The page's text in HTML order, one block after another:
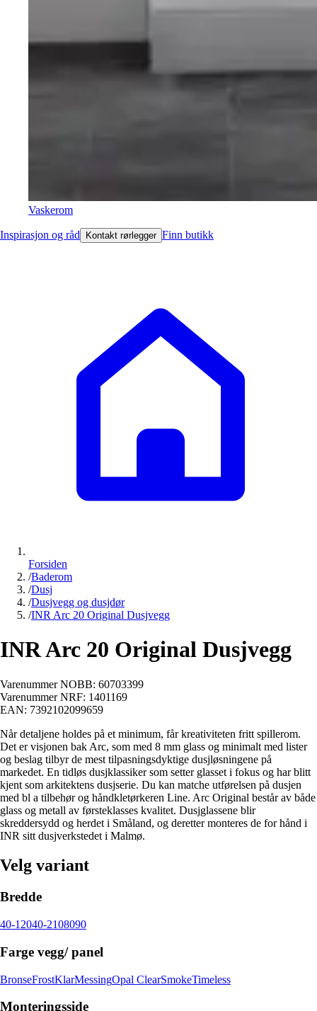
Vaskerom
Inspirasjon og råd Kontakt rørlegger Finn butikk
Forsiden
/Baderom
/Dusj
/Dusjvegg og dusjdør
/INR Arc 20 Original Dusjvegg
INR Arc 20 Original Dusjvegg
Varenummer NOBB: 60703399
Varenummer NRF: 1401169
EAN: 7392102099659
Når detaljene holdes på et minimum, får kreativiteten fritt spillerom.
Det er visjonen bak Arc, som med 8 mm glass og minimalt med lister
og beslag tilbyr de mest tilpasningsdyktige dusjløsningene på
markedet. En tidløs dusjklassiker som setter glasset i fokus og har blitt
kjent som arkitektens dusjserie. Du kan matche utførelsen på dusjen
med bl a tilbehør og håndkletørkeren Line. Arc Original består av både
glass og metall av førsteklasses kvalitet. Dusjglassene blir
skreddersydd og herdet i Småland, og deretter monteres de for hånd i
INR sitt dusjverkstedet i Malmø.
Velg variant
Bredde
40-12040-2108090
Farge vegg/ panel
BronseFrostKlarMessingOpal ClearSmokeTimeless
Monteringsside